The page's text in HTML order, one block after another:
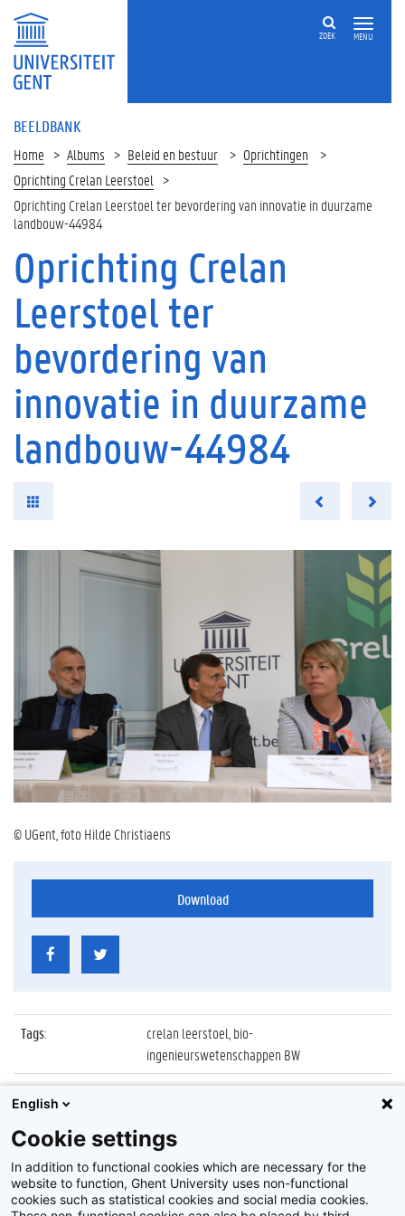
MENU
ZOEK
BEELDBANK
Home Albums Beleid en bestuur
Oprichtingen
Oprichting Crelan Leerstoel
Oprichting Crelan Leerstoel ter bevordering van innovatie in duurzame
landbouw-44984
Oprichting Crelan
Leerstoel ter
bevordering van
innovatie in duurzame
landbouw-44984
© UGent, foto Hilde Christiaens
Download
Tags:
crelan leerstoel, bio-
ingenieurswetenschappen BW
Datum:
22 september 2014
Identificatienummer
Album: Oprichting Crelan Leerstoel
English
Cookie settings
In addition to functional cookies which are necessary for the
website to function, Ghent University uses non-functional
cookies such as statistical cookies and social media cookies.